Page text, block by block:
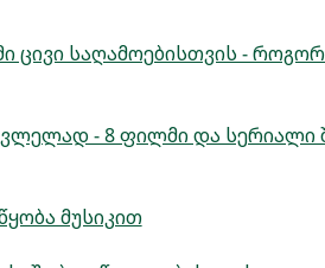
ცივი საღამოებისთვის -
- 8 ფილმი და სერიალი
მუსიკით